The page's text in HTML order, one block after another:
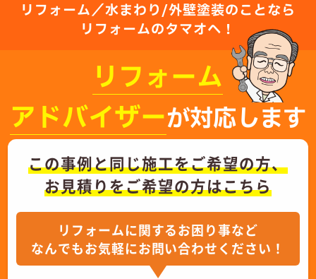
リフォーム／水まわり/外壁塗装のことなら
リフォームのタマオへ！
リフォーム
アドバイザーが対応します
この事例と同じ施工をご希望の方、
お見積りをご希望の方はこちら
リフォームに関するお困り事など
なんでもお気軽にお問い合わせください！